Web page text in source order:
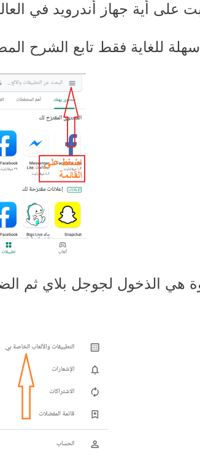
على أية جهاز أندرويد في
سهلة للغاية فقط تابع الشرح
هي الذخول لجوجل بلاي ثم